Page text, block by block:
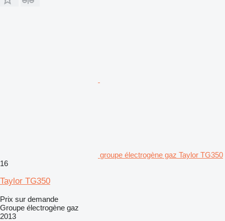
groupe électrogène gaz Taylor TG350
16
Taylor TG350
Prix sur demande
Groupe électrogène gaz
2013